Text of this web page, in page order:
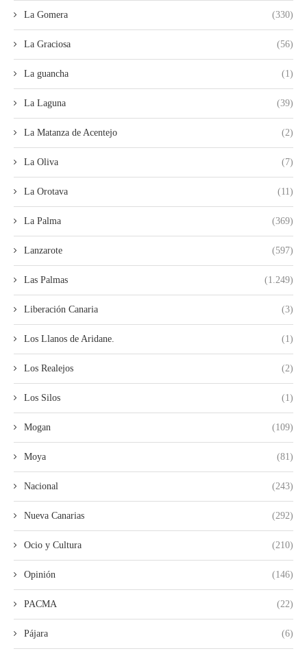
La Gomera (330)
La Graciosa (56)
La guancha (1)
La Laguna (39)
La Matanza de Acentejo (2)
La Oliva (7)
La Orotava (11)
La Palma (369)
Lanzarote (597)
Las Palmas (1.249)
Liberación Canaria (3)
Los Llanos de Aridane. (1)
Los Realejos (2)
Los Silos (1)
Mogan (109)
Moya (81)
Nacional (243)
Nueva Canarias (292)
Ocio y Cultura (210)
Opinión (146)
PACMA (22)
Pájara (6)